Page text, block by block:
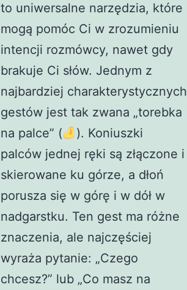
to uniwersalne narzędzia, które
mogą pomóc Ci w zrozumieniu
intencji rozmówcy, nawet gdy
brakuje Ci słów. Jednym z
najbardziej charakterystycznych
gestów jest tak zwana „torebka
na palce” (
). Koniuszki
palców jednej ręki są złączone i
skierowane ku górze, a dłoń
porusza się w górę i w dół w
nadgarstku. Ten gest ma różne
znaczenia, ale najczęściej
wyraża pytanie: „Czego
chcesz?” lub „Co masz na